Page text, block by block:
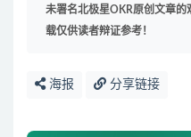
未署名北极星OKR原创文章
载仅供读者辩证参考！
海报 分享链接